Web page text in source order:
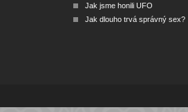
Jak jsme honili UFO
Jak dlouho trvá správný sex?